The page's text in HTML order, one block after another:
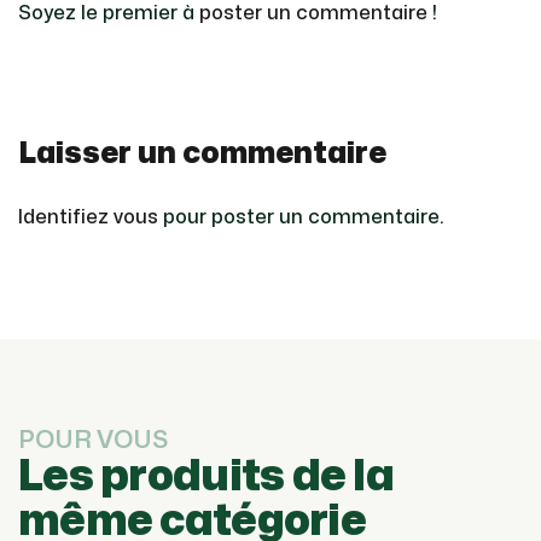
Soyez le premier à poster un commentaire !
Laisser un commentaire
Identifiez vous pour poster un commentaire.
POUR VOUS
Les produits de la
même catégorie